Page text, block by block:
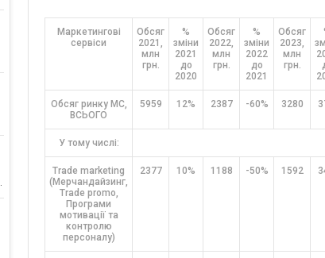
Маркетингові
сервіси
Обсяг
2021,
млн
грн.
%
зміни
2021
до
2020
Обсяг
2022,
млн
грн.
%
зміни
2022
до
2021
Обсяг
2023,
млн
грн.
Обсяг ринку МС,
ВСЬОГО
5959 12% 2387 -60% 3280
У тому числі:
Trade marketing
(Мерчандайзинг,
Trade promo,
Програми
мотивації та
контролю
персоналу)
2377 10% 1188 -50% 1592